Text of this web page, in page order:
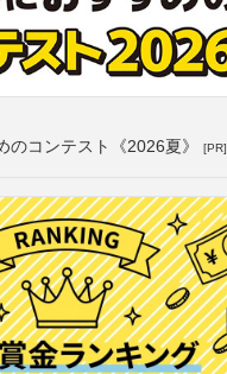
のコンテスト《2026夏》 [PR]